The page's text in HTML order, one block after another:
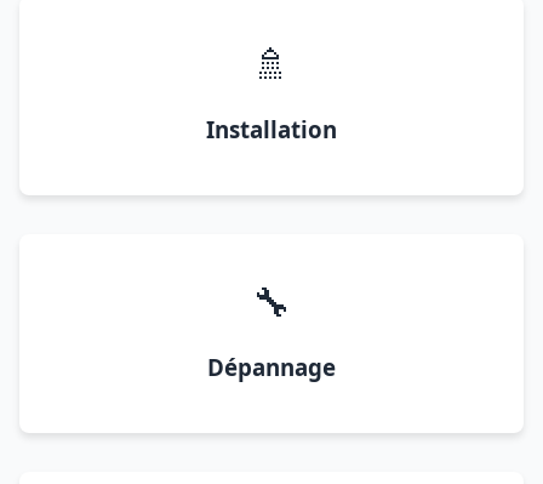
🚿
Installation
🔧
Dépannage